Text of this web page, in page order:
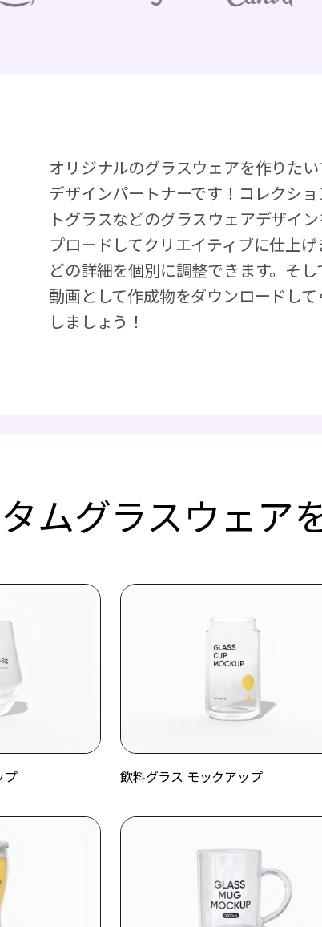
オリジナルのグラスウェアを作りた
デザインパートナーです！コレクシ
トグラスなどのグラスウェアデザイ
プロードしてクリエイティブに仕上
どの詳細を個別に調整できます。そ
動画として作成物をダウンロードし
しましょう！
ムグラスウェア
プ 飲料グラス モックアップ